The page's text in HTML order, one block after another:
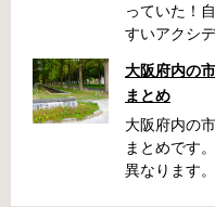
っていた！
すいアクシ
い、なんて
ん。そんな
前に確認し
た場合 放置
町4丁目281
大阪府内の
まとめ
大阪府内の
まとめです
異なります